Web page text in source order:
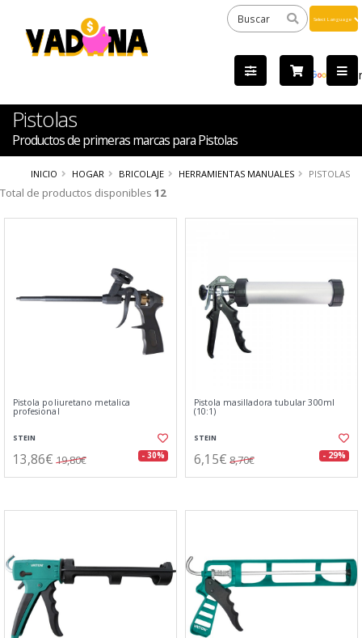
by
Pistolas
Productos de primeras marcas para Pistolas
INICIO HOGAR BRICOLAJE HERRAMIENTAS MANUALES PISTOLAS
Total de productos disponibles 12
Pistola poliuretano metalica
profesional
STEIN
13,86€ 19,80€ - 30%
Pistola masilladora tubular 300ml
(10:1)
STEIN
6,15€ 8,70€ - 29%